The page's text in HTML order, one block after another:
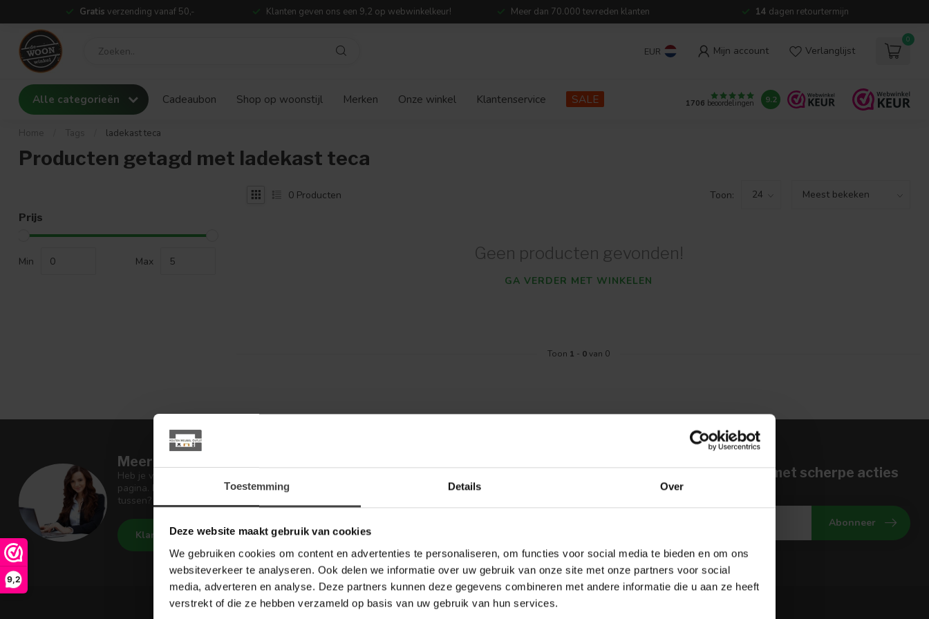
Toestemming Details Over
Deze website maakt gebruik van cookies
We gebruiken cookies om content en advertenties te personaliseren, om functies voor social media te bieden en om ons
websiteverkeer te analyseren. Ook delen we informatie over uw gebruik van onze site met onze partners voor social
media, adverteren en analyse. Deze partners kunnen deze gegevens combineren met andere informatie die u aan ze heeft
verstrekt of die ze hebben verzameld op basis van uw gebruik van hun services.
9,2
Gratis verzending vanaf 50,- Klanten geven ons een 9,2 op webwinkelkeur! Meer dan 70.000 tevreden klanten 14 dagen retourtermijn
EUR Mijn account Verlanglijst
0
Alle categorieën Cadeaubon Shop op woonstijl Merken Onze winkel Klantenservice SALE 1706 beoordelingen 9.2
Home Tags ladekast teca
Producten getagd met ladekast teca
Prijs
Min Max
0 Producten Toon:
Geen producten gevonden!
GA VERDER MET WINKELEN
Toon 1 - 0van 0
Meer informatie
Heb je vragen over onze artikelen of jouw aankoop? Bekijk dan de klantenservice
pagina. Daar staan antwoorden op veel gestelde vragen. Staat jouw vraag er niet
tussen? Dan staat er ook vermeld hoe je contact met ons kunt opnemen.
Klantenservice Houten Meubel Outlet
Meld je aan voor onze nieuwbrief met scherpe acties
Blijf op de hoogte van onze actuele aanbiedingen
Abonneer